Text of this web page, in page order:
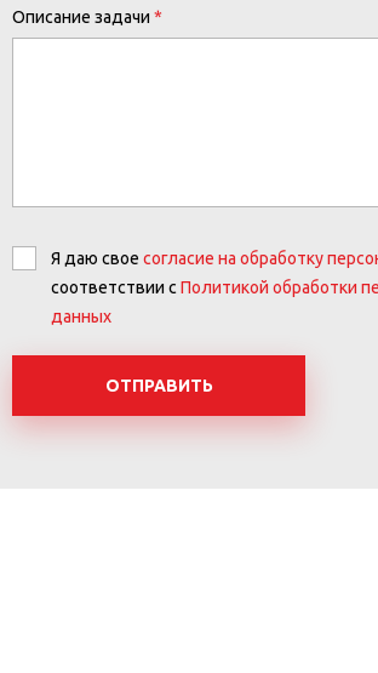
Описание задачи
Я даю своесогласие на обработку
соответствии сПолитикой обработки
данных
ОТПРАВИТЬ